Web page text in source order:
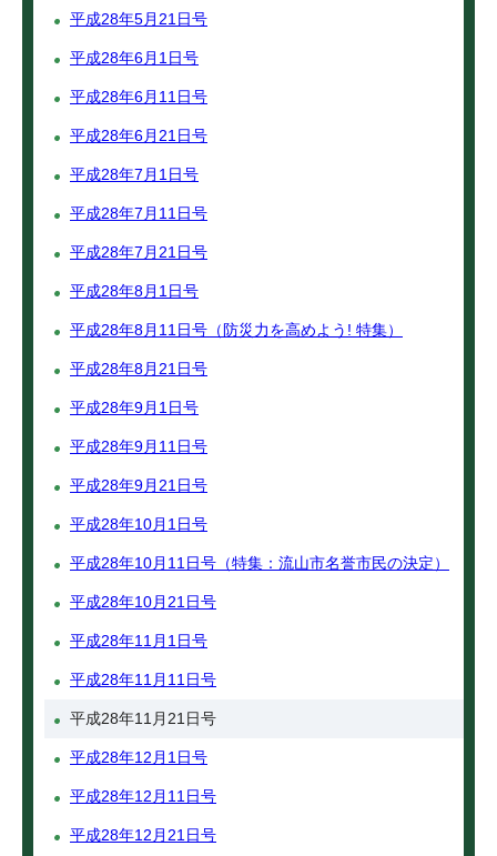
平成28年5月21日号
平成28年6月1日号
平成28年6月11日号
平成28年6月21日号
平成28年7月1日号
平成28年7月11日号
平成28年7月21日号
平成28年8月1日号
平成28年8月11日号（防災力を高めよう! 特集）
平成28年8月21日号
平成28年9月1日号
平成28年9月11日号
平成28年9月21日号
平成28年10月1日号
平成28年10月11日号（特集：流山市名誉市民の決定）
平成28年10月21日号
平成28年11月1日号
平成28年11月11日号
平成28年11月21日号
平成28年12月1日号
平成28年12月11日号
平成28年12月21日号